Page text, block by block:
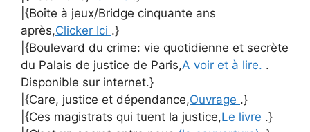
|{Boîte à jeux/Bridge cinquante ans
après,Clicker Ici .}
|{Boulevard du crime: vie quotidienne et secrète
du Palais de justice de Paris,A voir et à lire. .
Disponible sur internet.}
|{Care, justice et dépendance,Ouvrage .}
|{Ces magistrats qui tuent la justice,Le livre .}